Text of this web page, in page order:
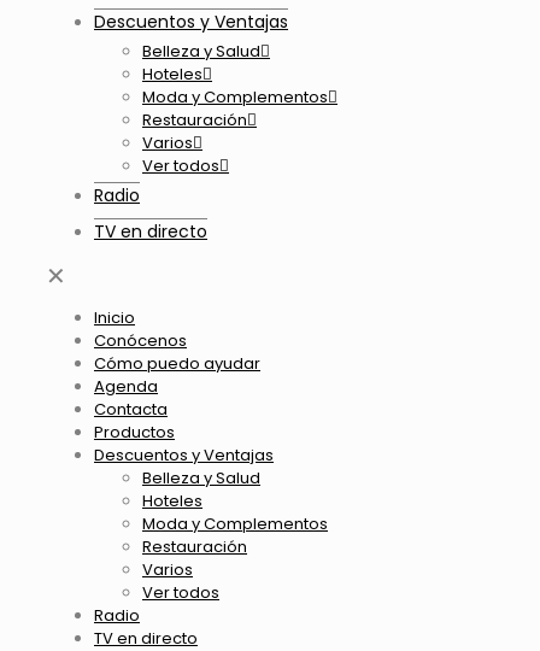
Descuentos y Ventajas
Belleza y Salud
Hoteles
Moda y Complementos
Restauración
Varios
Ver todos
Radio
TV en directo
✕
Inicio
Conócenos
Cómo puedo ayudar
Agenda
Contacta
Productos
Descuentos y Ventajas
Belleza y Salud
Hoteles
Moda y Complementos
Restauración
Varios
Ver todos
Radio
TV en directo